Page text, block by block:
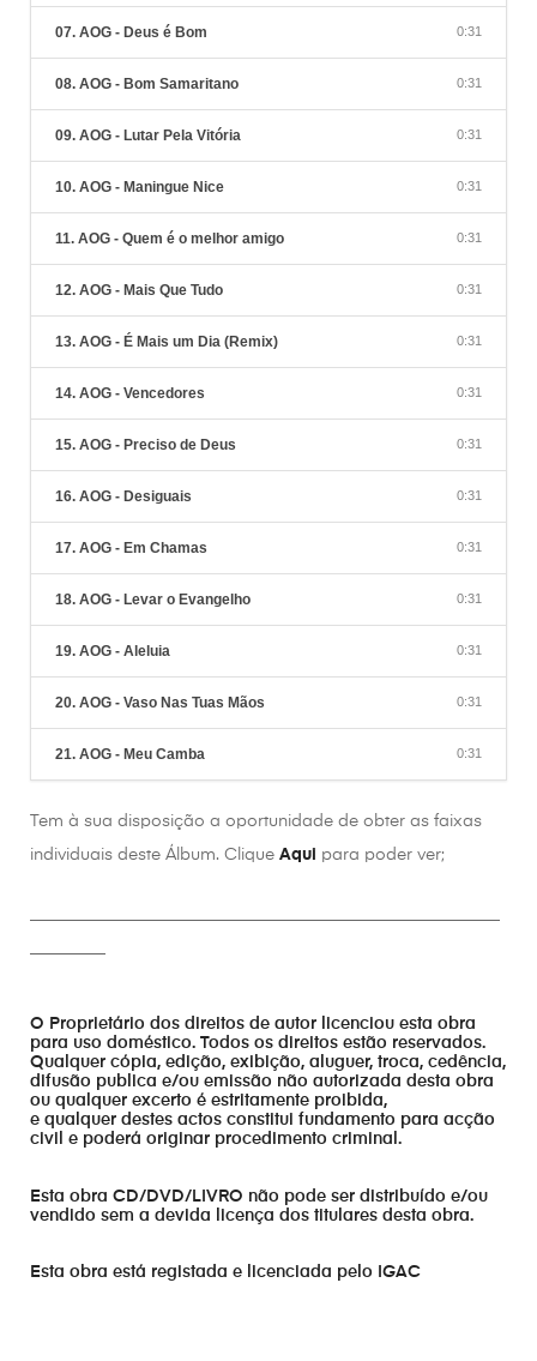
07. AOG - Deus é Bom 0:31
08. AOG - Bom Samaritano 0:31
09. AOG - Lutar Pela Vitória 0:31
10. AOG - Maningue Nice 0:31
11. AOG - Quem é o melhor amigo 0:31
12. AOG - Mais Que Tudo 0:31
13. AOG - É Mais um Dia (Remix) 0:31
14. AOG - Vencedores 0:31
15. AOG - Preciso de Deus 0:31
16. AOG - Desiguais 0:31
17. AOG - Em Chamas 0:31
18. AOG - Levar o Evangelho 0:31
19. AOG - Aleluia 0:31
20. AOG - Vaso Nas Tuas Mãos 0:31
21. AOG - Meu Camba 0:31
Tem à sua disposição a oportunidade de obter as faixas
individuais deste Álbum. Clique Aqui para poder ver;
O Proprietário dos direitos de autor licenciou esta obra
para uso doméstico. Todos os direitos estão reservados.
Qualquer cópia, edição, exibição, aluguer, troca, cedência,
difusão publica e/ou emissão não autorizada desta obra
ou qualquer excerto é estritamente proibida,
e qualquer destes actos constitui fundamento para acção
civil e poderá originar procedimento criminal.
Esta obra CD/DVD/LIVRO não pode ser distribuído e/ou
vendido sem a devida licença dos titulares desta obra.
Esta obra está registada e licenciada pelo IGAC